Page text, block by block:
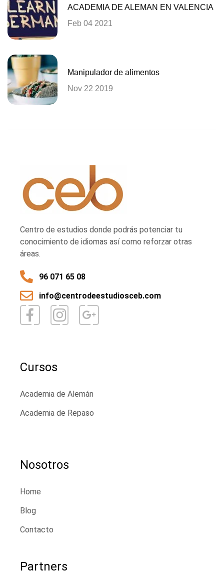
ACADEMIA DE ALEMAN EN VALENCIA
Feb 04 2021
Manipulador de alimentos
Nov 22 2019
Centro de estudios donde podrás potenciar tu
conocimiento de idiomas así como reforzar otras
áreas.
96 071 65 08
info@centrodeestudiosceb.com
Cursos
Academia de Alemán
Academia de Repaso
Nosotros
Home
Blog
Contacto
Partners